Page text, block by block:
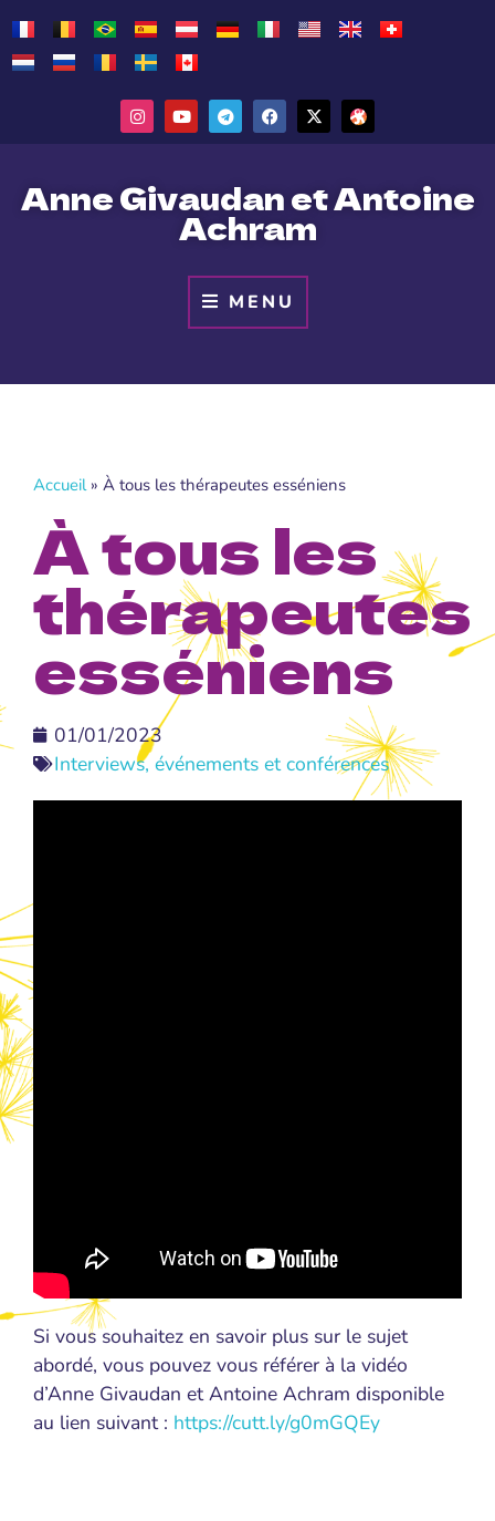
Anne Givaudan et Antoine
Achram
MENU
Accueil» À tous les thérapeutes esséniens
À tous les
thérapeutes
esséniens
01/01/2023
Interviews, événements et conférences
Si vous souhaitez en savoir plus sur le sujet
abordé, vous pouvez vous référer à la vidéo
d’Anne Givaudan et Antoine Achram disponible
au lien suivant : https://cutt.ly/g0mGQEy